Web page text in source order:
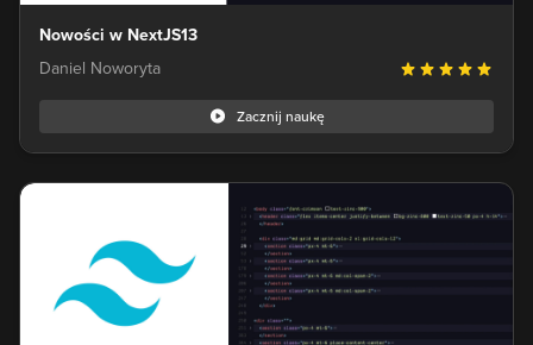
Nowości w NextJS13
Daniel Noworyta
Zacznij naukę